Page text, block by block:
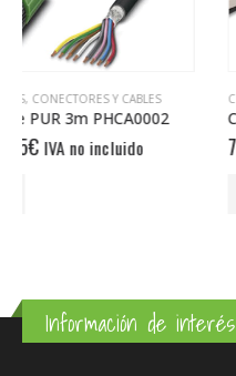
CONECTORES,CONECTORES Y CABLES
Conector Profinet 300-901-1BG10-RJ45-90
7,25€ IVA no incluido
Información de interés